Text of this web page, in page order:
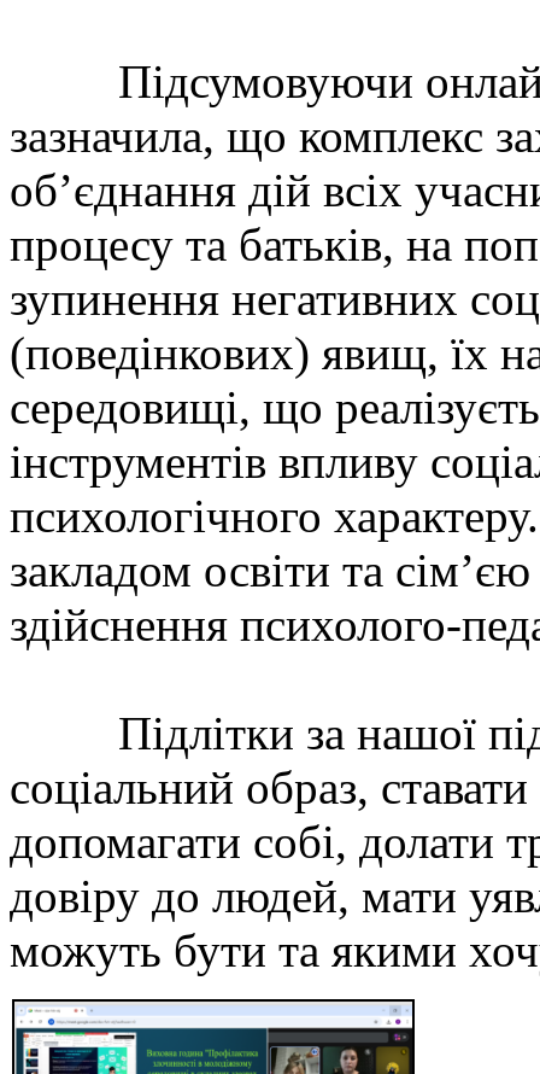
Підсумовуючи онлайн
зазначила, що комплекс
об’єднання дій всіх
процесу та батьків, на
зупинення негативних
(поведінкових) явищ, їх
середовищі, що
інструментів впливу
психологічного
закладом освіти та
здійснення психолого-
Підлітки за нашої
соціальний образ,
допомагати собі, долати
довіру до людей, мати
можуть бути та якими